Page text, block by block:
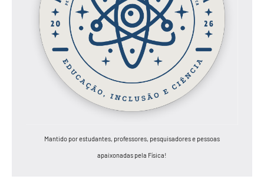
Mantido por estudantes, professores, pesquisadores e pessoas
apaixonadas pela Física!